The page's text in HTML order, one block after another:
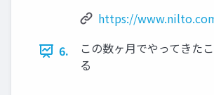
https://
6.
この数ヶ月でやってきた
る